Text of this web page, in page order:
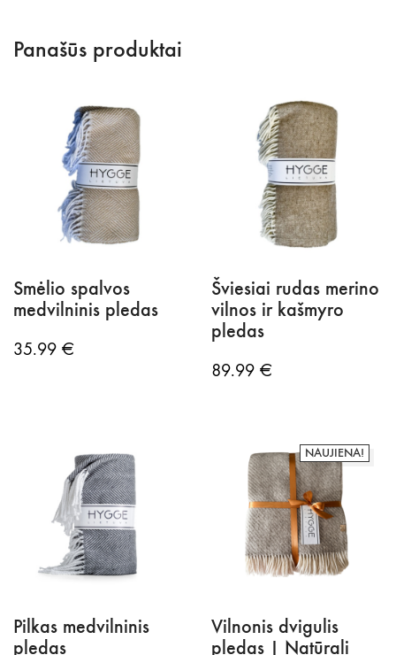
Panašūs produktai
Smėlio spalvos
medvilninis pledas
35.99 €
Šviesiai rudas merino
vilnos ir kašmyro
pledas
89.99 €
Pilkas medvilninis
pledas
NAUJIENA!
Vilnonis dvigulis
pledas | Natūrali